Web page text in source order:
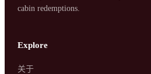
cabin redemptions.
Explore
关于